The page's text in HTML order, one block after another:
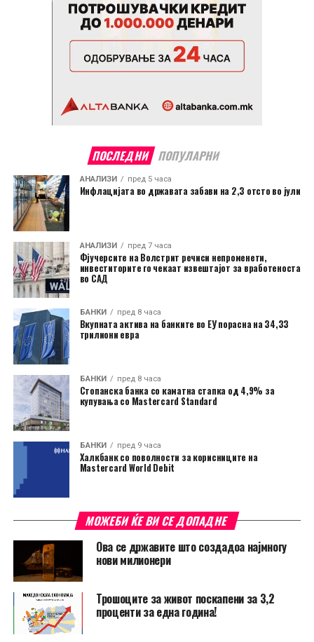
ПОСЛЕДНИ ПОПУЛАРНИ
АНАЛИЗИ пред 5 часа
Инфлацијата во државата забави на 2,3 отсто во јули
АНАЛИЗИ пред 7 часа
Фјучерсите на Волстрит речиси непроменети,
инвеститорите го чекаат извештајот за вработеноста
во САД
БАНКИ пред 8 часа
Вкупната актива на банките во ЕУ порасна на 34,33
трилиони евра
БАНКИ пред 8 часа
Стопанска банка со каматна стапка од 4,9% за
купувања со Mastercard Standard
БАНКИ пред 9 часа
Халкбанк со поволности за корисниците на
Mastercard World Debit
МОЖЕБИ ЌЕ ВИ СЕ ДОПАДНЕ
Ова се државите што создадоа најмногу
нови милионери
Трошоците за живот поскапени за 3,2
проценти за една година!